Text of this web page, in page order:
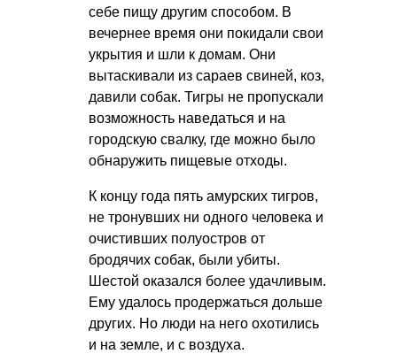
себе пищу другим способом. В
вечернее время они покидали свои
укрытия и шли к домам. Они
вытаскивали из сараев свиней, коз,
давили собак. Тигры не пропускали
возможность наведаться и на
городскую свалку, где можно было
обнаружить пищевые отходы.
К концу года пять амурских тигров,
не тронувших ни одного человека и
очистивших полуостров от
бродячих собак, были убиты.
Шестой оказался более удачливым.
Ему удалось продержаться дольше
других. Но люди на него охотились
и на земле, и с воздуха.